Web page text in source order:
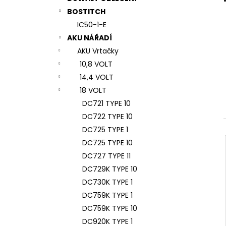
BOSTITCH
IC50-1-E
AKU NÁŘADÍ
AKU Vrtačky
10,8 VOLT
14,4 VOLT
18 VOLT
DC721 TYPE 10
DC722 TYPE 10
DC725 TYPE 1
DC725 TYPE 10
DC727 TYPE 11
DC729K TYPE 10
DC730K TYPE 1
DC759K TYPE 1
DC759K TYPE 10
DC920K TYPE 1
7# N196034 RYCHLOUPÍNACÍ SKLÍČIDLO
944 Kč